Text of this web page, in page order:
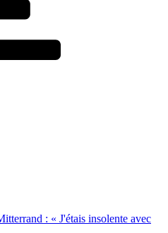
: « J'étais insolente avec